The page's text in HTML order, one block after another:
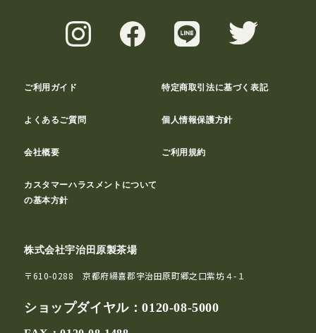
ご利用ガイド 特定商取引法に基づく表記
よくあるご質問 個人情報保護方針
会社概要 ご利用規約
カスタマーハラスメントについて
の基本方針
株式会社宇治田原製茶場
〒610-0288 京都府綴喜郡宇治田原町郷之口紫坊４-１
ショップダイヤル：0120-08-5000